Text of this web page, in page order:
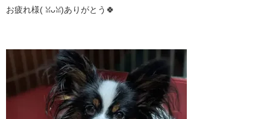
お疲れ様( ꈍᴗꈍ)ありがとう🍀